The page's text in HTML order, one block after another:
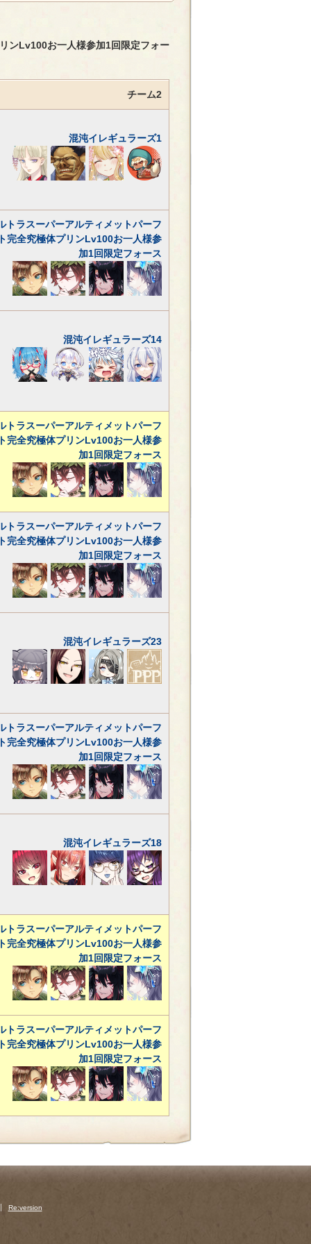
ンLv100お一人様参加1回限定フォー
チーム2
混沌イレギュラーズ1
トラスーパーアルティメットパーフ
完全究極体プリンLv100お一人様参
加1回限定フォース
混沌イレギュラーズ14
トラスーパーアルティメットパーフ
完全究極体プリンLv100お一人様参
加1回限定フォース
トラスーパーアルティメットパーフ
完全究極体プリンLv100お一人様参
加1回限定フォース
混沌イレギュラーズ23
トラスーパーアルティメットパーフ
完全究極体プリンLv100お一人様参
加1回限定フォース
混沌イレギュラーズ18
トラスーパーアルティメットパーフ
完全究極体プリンLv100お一人様参
加1回限定フォース
トラスーパーアルティメットパーフ
完全究極体プリンLv100お一人様参
加1回限定フォース
Re:version